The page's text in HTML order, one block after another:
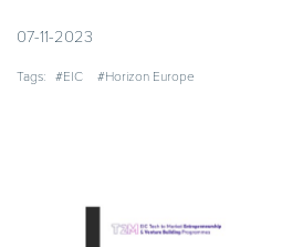
07-11-2023
Tags: #EIC #Horizon Europe